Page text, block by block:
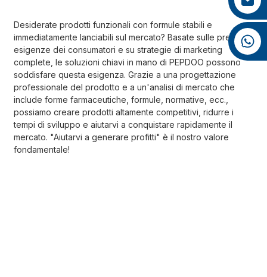
+86 18965423693
Desiderate prodotti funzionali con formule stabili e
immediatamente lanciabili sul mercato? Basate sulle precise
esigenze dei consumatori e su strategie di marketing
complete, le soluzioni chiavi in ​​mano di PEPDOO possono
soddisfare questa esigenza. Grazie a una progettazione
professionale del prodotto e a un'analisi di mercato che
include forme farmaceutiche, formule, normative, ecc.,
possiamo creare prodotti altamente competitivi, ridurre i
tempi di sviluppo e aiutarvi a conquistare rapidamente il
mercato. "Aiutarvi a generare profitti" è il nostro valore
fondamentale!